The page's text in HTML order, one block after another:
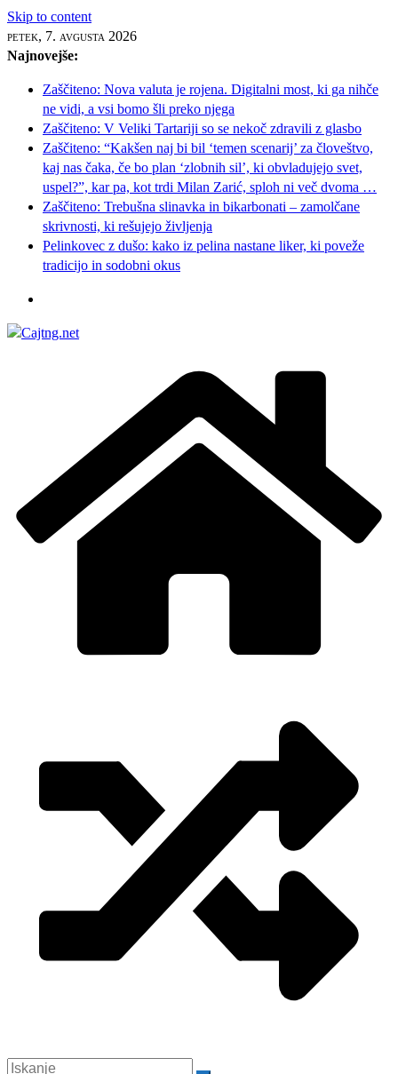
Skip to content
petek, 7. avgusta 2026
Najnovejše:
Zaščiteno: Nova valuta je rojena. Digitalni most, ki ga nihče
ne vidi, a vsi bomo šli preko njega
Zaščiteno: V Veliki Tartariji so se nekoč zdravili z glasbo
Zaščiteno: “Kakšen naj bi bil ‘temen scenarij’ za človeštvo,
kaj nas čaka, če bo plan ‘zlobnih sil’, ki obvladujejo svet,
uspel?”, kar pa, kot trdi Milan Zarić, sploh ni več dvoma …
Zaščiteno: Trebušna slinavka in bikarbonati – zamolčane
skrivnosti, ki rešujejo življenja
Pelinkovec z dušo: kako iz pelina nastane liker, ki poveže
tradicijo in sodobni okus